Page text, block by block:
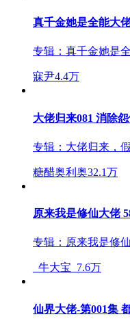
真千金她是全能大
专辑： 真千金她是
寐尹4.4万
大佬归来081 消除
专辑： 大佬归来，
糖醋奥利奥32.1万
原来我是修仙大佬
专辑： 原来我是修
_牛大宝_ 7.6万
仙界大佬-第001集